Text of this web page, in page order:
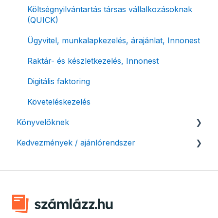
Postai szolgáltatás
Adózási támogatás egyéni vállalkozásoknak
Ismétlődő számlázás
Költségnyilvántartás társas vállalkozásoknak
(QUICK)
Ügyvitel, munkalapkezelés, árajánlat, Innonest
Raktár- és készletkezelés, Innonest
Digitális faktoring
Követeléskezelés
Könyvelőknek
Listák / adatexport
Könyvelői hozzáférés
Kedvezmények / ajánlórendszer
Ingyenes csomag alapítványoknak